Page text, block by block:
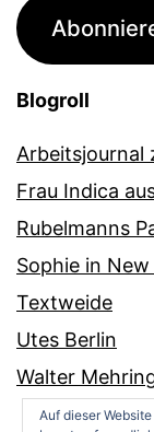
Adresse
Blogroll
Arbeitsjournal
Frau Indica
Rubelmanns
Sophie in
Textweide
Utes Berlin
Walter
Auf dieser